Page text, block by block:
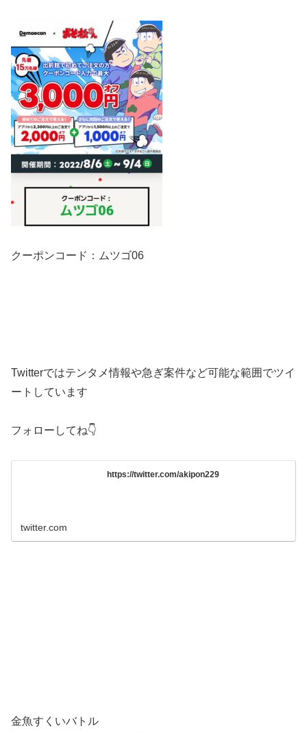
クーポンコード：ムツゴ06
Twitterではテンタメ情報や急ぎ案件など可能な範囲でツイ
ートしています
フォローしてね👇
https://twitter.com/akipon229
twitter.com
金魚すくいバトル